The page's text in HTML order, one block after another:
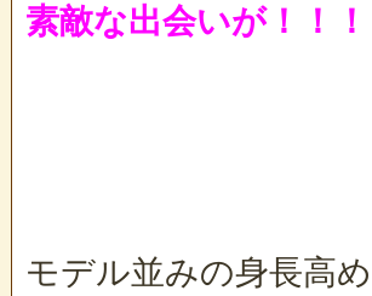
素敵な出会いが！！！
モデル並みの身長高